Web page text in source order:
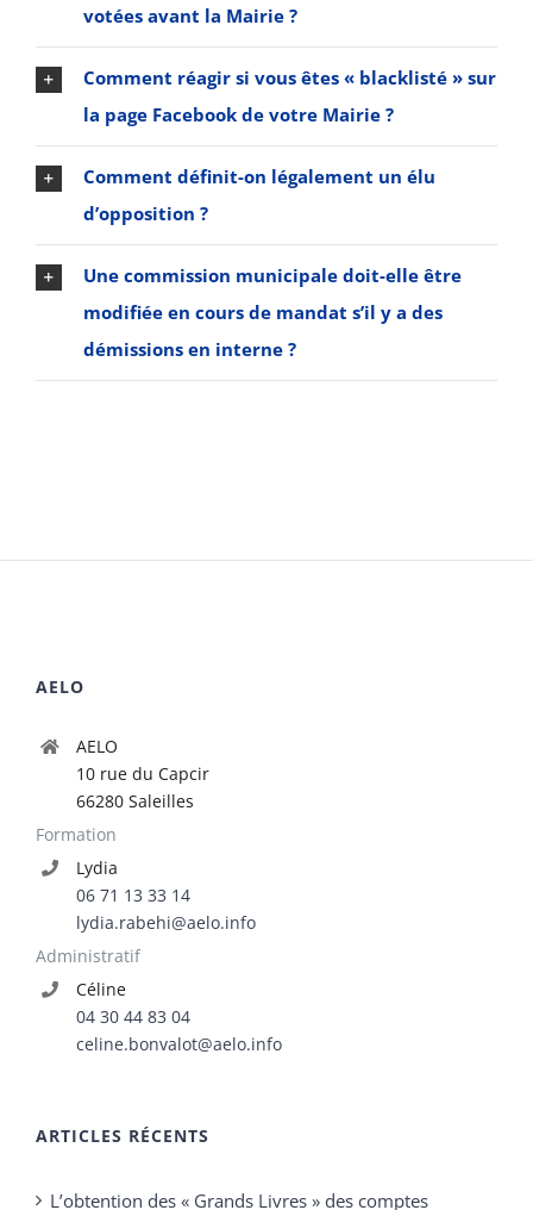
votées avant la Mairie ?
Comment réagir si vous êtes « blacklisté » sur
la page Facebook de votre Mairie ?
Comment définit-on légalement un élu
d’opposition ?
Une commission municipale doit-elle être
modifiée en cours de mandat s’il y a des
démissions en interne ?
AELO
AELO
10 rue du Capcir
66280 Saleilles
Formation
Lydia
06 71 13 33 14
lydia.rabehi@aelo.info
Administratif
Céline
04 30 44 83 04
celine.bonvalot@aelo.info
ARTICLES RÉCENTS
L’obtention des « Grands Livres » des comptes